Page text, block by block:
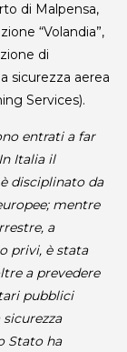
di Malpensa,
“Volandia”,
di
sicurezza aerea
Services).
entrati a far
Italia il
disciplinato da
mentre
a
privi, è stata
a prevedere
pubblici
Stato ha